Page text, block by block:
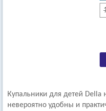
Купальники для детей Della
невероятно удобны и